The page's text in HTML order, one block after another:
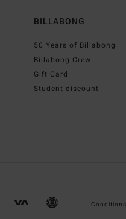
BILLABONG
50 Years of Billabong
Billabong Crew
Gift Card
Student discount